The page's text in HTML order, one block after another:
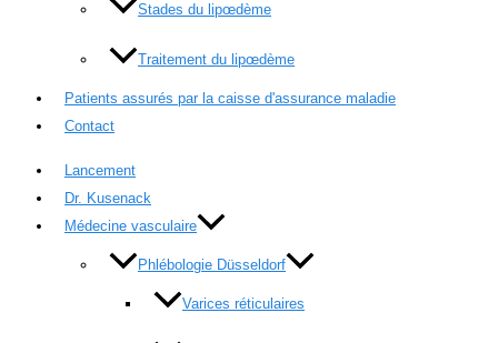
Stades du lipœdème
Traitement du lipœdème
Patients assurés par la caisse d'assurance maladie
Contact
Lancement
Dr. Kusenack
Médecine vasculaire
Phlébologie Düsseldorf
Varices réticulaires